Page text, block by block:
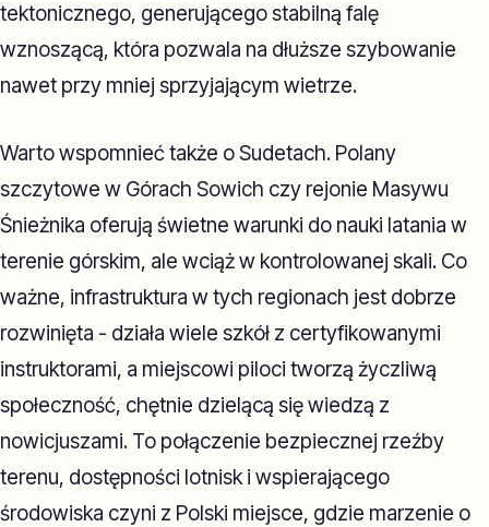
tektonicznego, generującego stabilną falę
wznoszącą, która pozwala na dłuższe szybowanie
nawet przy mniej sprzyjającym wietrze.
Warto wspomnieć także o Sudetach. Polany
szczytowe w Górach Sowich czy rejonie Masywu
Śnieżnika oferują świetne warunki do nauki latania w
terenie górskim, ale wciąż w kontrolowanej skali. Co
ważne, infrastruktura w tych regionach jest dobrze
rozwinięta - działa wiele szkół z certyfikowanymi
instruktorami, a miejscowi piloci tworzą życzliwą
społeczność, chętnie dzielącą się wiedzą z
nowicjuszami. To połączenie bezpiecznej rzeźby
terenu, dostępności lotnisk i wspierającego
środowiska czyni z Polski miejsce, gdzie marzenie o